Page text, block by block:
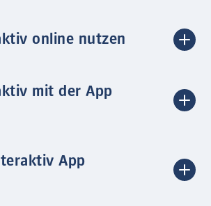
online nutzen
mit der App
App